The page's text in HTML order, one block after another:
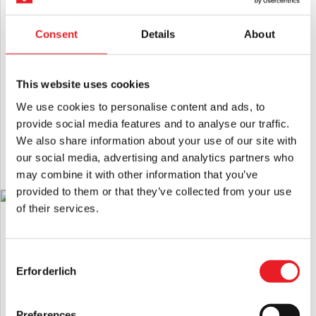
Consent Details About
This website uses cookies
We use cookies to personalise content and ads, to
provide social media features and to analyse our traffic.
We also share information about your use of our site with
our social media, advertising and analytics partners who
may combine it with other information that you’ve
provided to them or that they’ve collected from your use
of their services.
Selection
Erforderlich
Alle Anhänger angebracht.
40th Anniversary Ultimate 7″ Scale
49.95
IN DEN WARENKORB LEGEN
PRODUKT ANSEHEN
£19.95
IN DEN WARENKORB LEGEN
PRODUKT ANSEHEN
Danksagung John Carver
£29.95
IN DEN WARENKORB LEGEN